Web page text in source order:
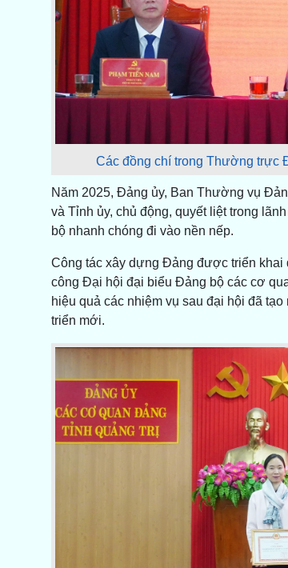
Các đồng chí trong Thường trực
Năm 2025, Đảng ủy, Ban Thường vụ
và Tỉnh ủy, chủ động, quyết liệt trong
bộ nhanh chóng đi vào nền nếp.
Công tác xây dựng Đảng được triển khai
công Đại hội đại biểu Đảng bộ các cơ
hiệu quả các nhiệm vụ sau đại hội đã
triển mới.